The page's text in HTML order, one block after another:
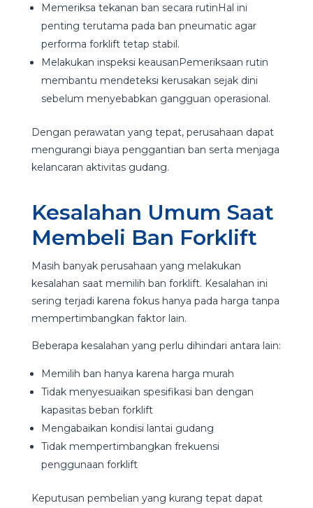
Memeriksa tekanan ban secara rutinHal ini
penting terutama pada ban pneumatic agar
performa forklift tetap stabil.
Melakukan inspeksi keausanPemeriksaan rutin
membantu mendeteksi kerusakan sejak dini
sebelum menyebabkan gangguan operasional.
Dengan perawatan yang tepat, perusahaan dapat
mengurangi biaya penggantian ban serta menjaga
kelancaran aktivitas gudang.
Kesalahan Umum Saat
Membeli Ban Forklift
Masih banyak perusahaan yang melakukan
kesalahan saat memilih ban forklift. Kesalahan ini
sering terjadi karena fokus hanya pada harga tanpa
mempertimbangkan faktor lain.
Beberapa kesalahan yang perlu dihindari antara lain:
Memilih ban hanya karena harga murah
Tidak menyesuaikan spesifikasi ban dengan
kapasitas beban forklift
Mengabaikan kondisi lantai gudang
Tidak mempertimbangkan frekuensi
penggunaan forklift
Keputusan pembelian yang kurang tepat dapat